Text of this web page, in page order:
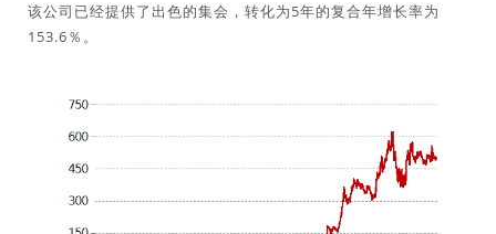
该公司已经提供了出色的集会，转化为5年的复合年增长率为
153.6％。